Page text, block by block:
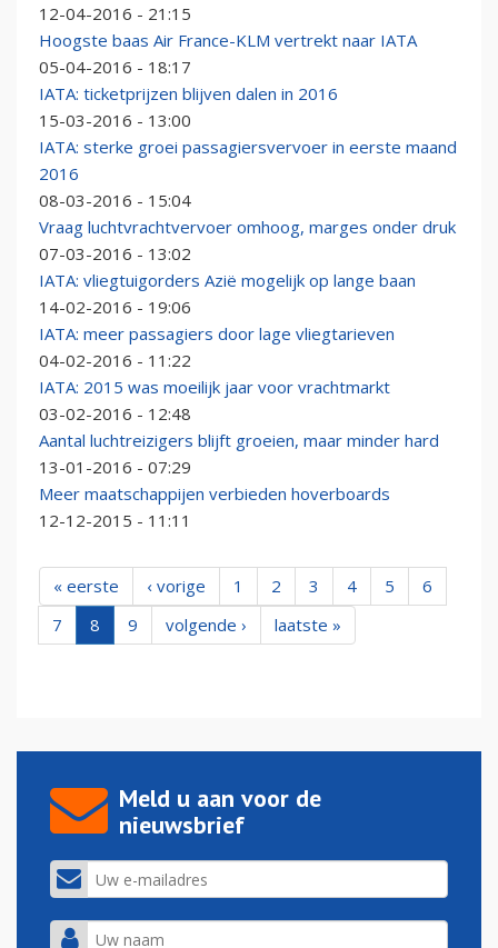
12-04-2016 - 21:15
Hoogste baas Air France-KLM vertrekt naar IATA
05-04-2016 - 18:17
IATA: ticketprijzen blijven dalen in 2016
15-03-2016 - 13:00
IATA: sterke groei passagiersvervoer in eerste maand
2016
08-03-2016 - 15:04
Vraag luchtvrachtvervoer omhoog, marges onder druk
07-03-2016 - 13:02
IATA: vliegtuigorders Azië mogelijk op lange baan
14-02-2016 - 19:06
IATA: meer passagiers door lage vliegtarieven
04-02-2016 - 11:22
IATA: 2015 was moeilijk jaar voor vrachtmarkt
03-02-2016 - 12:48
Aantal luchtreizigers blijft groeien, maar minder hard
13-01-2016 - 07:29
Meer maatschappijen verbieden hoverboards
12-12-2015 - 11:11
« eerste ‹ vorige 1 2 3 4 5
6
7
8 9 volgende › laatste »
Meld u aan voor de
nieuwsbrief